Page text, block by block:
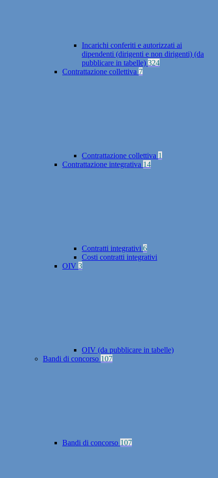
Incarichi conferiti e autorizzati ai
dipendenti (dirigenti e non dirigenti) (da
pubblicare in tabelle) 324
Contrattazione collettiva 7
Contrattazione collettiva 1
Contrattazione integrativa 14
Contratti integrativi 6
Costi contratti integrativi
OIV 3
OIV (da pubblicare in tabelle)
Bandi di concorso 107
Bandi di concorso 107